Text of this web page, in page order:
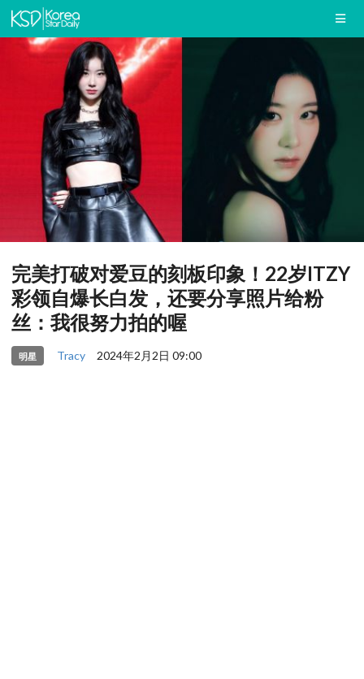
完美打破对爱豆的刻板印象！22岁ITZY
彩领自爆长白发，还要分享照片给粉
丝：我很努力拍的喔
明星 Tracy 2024年2月2日 09:00